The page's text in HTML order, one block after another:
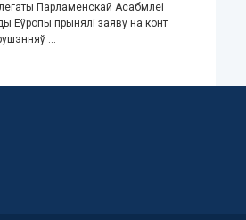
Парламенскай Асабмлеі
Еўропы прынялі заяву на конт
...